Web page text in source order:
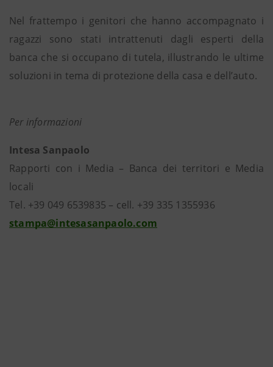
Nel frattempo i genitori che hanno accompagnato i
ragazzi sono stati intrattenuti dagli esperti della
banca che si occupano di tutela, illustrando le ultime
soluzioni in tema di protezione della casa e dell’auto.
Per informazioni
Intesa Sanpaolo
Rapporti con i Media – Banca dei territori e Media
locali
Tel. +39 049 6539835 – cell. +39 335 1355936
stampa@intesasanpaolo.com